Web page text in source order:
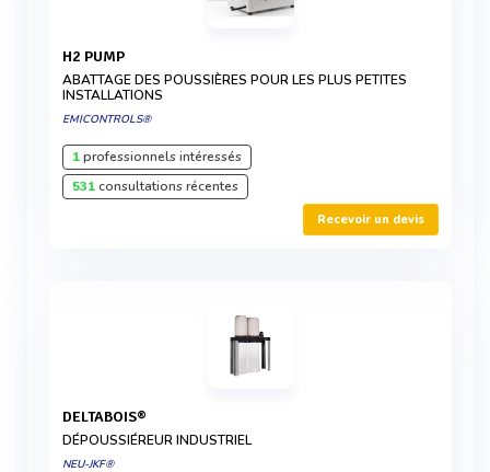
H2 PUMP
ABATTAGE DES POUSSIÈRES POUR LES PLUS PETITES
INSTALLATIONS
EMICONTROLS®
1professionnels intéressés
531consultations récentes
Recevoir un devis
DELTABOIS®
DÉPOUSSIÉREUR INDUSTRIEL
NEU-JKF®